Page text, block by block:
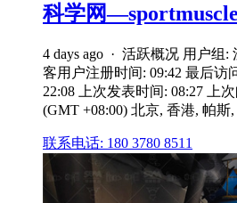
科学网
4 days ago · 活跃概况 用户组
客用户注册时间: 09:42 最后访
22:08 上次发表时间: 08:27 上
(GMT +08:00) 北京, 香港, 帕斯
联系电话: 180 3780 8511